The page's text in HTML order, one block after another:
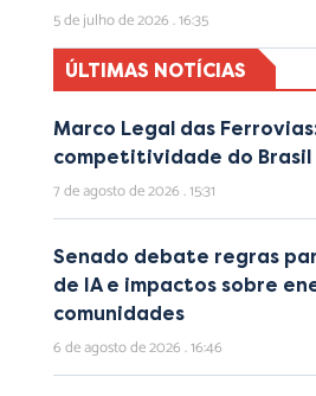
5 de julho de 2026 16:35
ÚLTIMAS NOTÍCIAS
Marco Legal das
competitividade do Brasil
7 de agosto de 2026 15:31
Senado debate regras
de IA e impactos sobre
comunidades
6 de agosto de 2026 16:46